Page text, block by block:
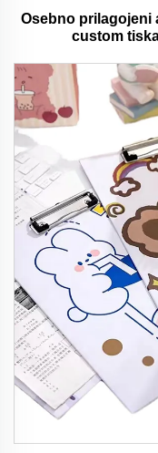
Osebno prilagojeni
custom